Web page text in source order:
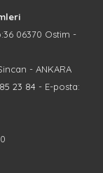
06370 Ostim -
- ANKARA
23 84 - E-posta: